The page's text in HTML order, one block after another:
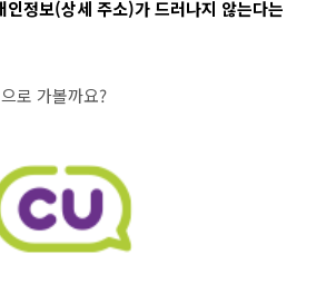
정보(상세 주소)가 드러나지 않는다는
로 가볼까요?